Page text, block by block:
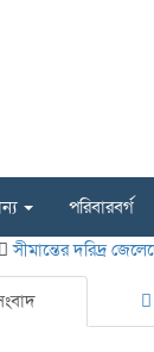
পরিবারবর্গ
সীমান্তের দরিদ্র